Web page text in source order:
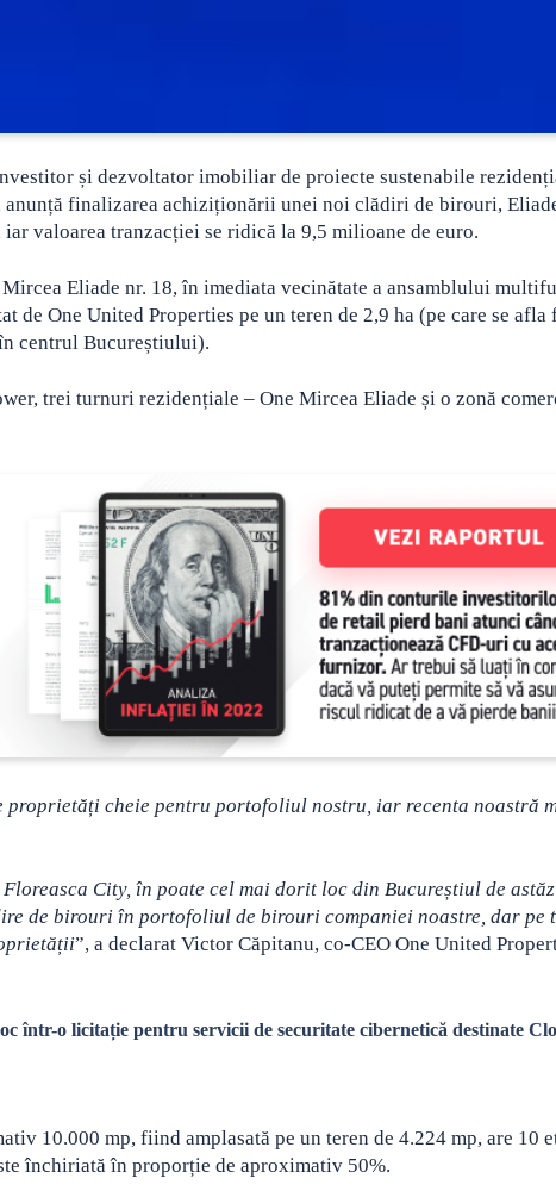
și dezvoltator imobiliar de proiecte sustenabile
finalizarea achiziționării unei noi clădiri de birouri,
valoarea tranzacției se ridică la 9,5 milioane de euro.
Eliade nr. 18, în imediata vecinătate a ansamblului
de One United Properties pe un teren de 2,9 ha (pe care se afla
centrul Bucureștiului).
trei turnuri rezidențiale – One Mircea Eliade și o zonă
cheie pentru portofoliul nostru, iar recenta noastră
City, în poate cel mai dorit loc din Bucureștiul de
de birouri în portofoliul de birouri companiei noastre, dar pe
”, a declarat Victor Căpitanu, co-CEO One United
într-o licitație pentru servicii de securitate cibernetică destinate
10.000 mp, fiind amplasată pe un teren de 4.224 mp, are 10
închiriată în proporție de aproximativ 50%.